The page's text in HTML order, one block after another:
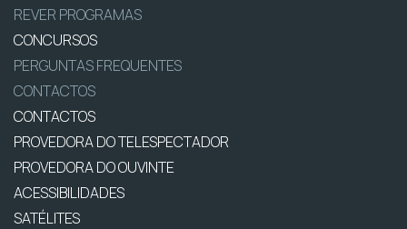
REVER PROGRAMAS
CONCURSOS
PERGUNTAS FREQUENTES
CONTACTOS
CONTACTOS
PROVEDORA DO TELESPECTADOR
PROVEDORA DO OUVINTE
ACESSIBILIDADES
SATÉLITES